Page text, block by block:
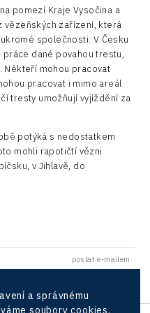
projektu
pomezí Kraje Vysočina a
vězeňských zařízení, která
společnosti. V Česku
dané povahou trestu,
Někteří mohou pracovat
pracovat i mimo areál
tresty umožňují vyjíždění za
potýká s nedostatkem
mohli rapotičtí vězni
v Jihlavě, do
poslat e-mailem
a správnému
soubory cookies.